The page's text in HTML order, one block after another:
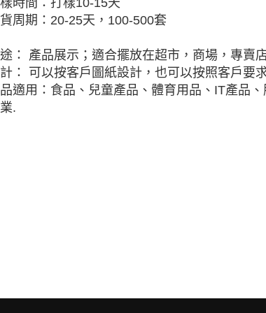
周期：20-25天，100-500套
： 產品展示；適合擺放在超市，商場，專賣
： 可以按客戶圖紙設計，也可以按照客戶要
適用：食品、兒童產品、體育用品、IT產品
.